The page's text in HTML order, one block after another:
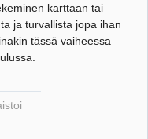
karttaan tai
ja turvallista jopa ihan
tässä vaiheessa